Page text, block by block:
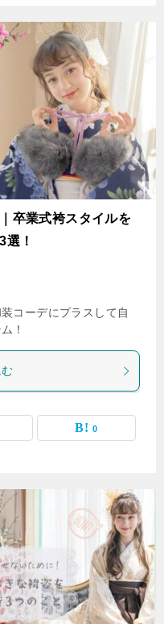
卒業式袴スタイルを
選！
コーデにプラスして自
！
0